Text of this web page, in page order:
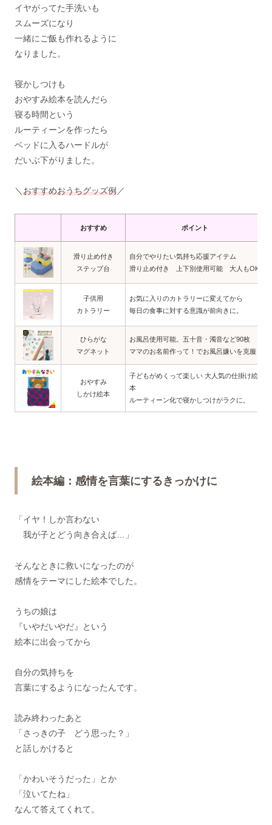
イヤがってた手洗いも
スムーズになり
一緒にご飯も作れるように
なりました。
寝かしつけも
おやすみ絵本を読んだら
寝る時間という
ルーティーンを作ったら
ベッドに入るハードルが
だいぶ下がりました。
＼おすすめおうちグッズ例／
おすすめ ポイント
滑り止め付き
ステップ台
自分でやりたい気持ち応援アイテム
滑り止め付き 上下別使用可能 大人もOK
子供用
カトラリー
お気に入りのカトラリーに変えてから
毎日の食事に対する意識が前向きに。
ひらがな
マグネット
お風呂使用可能。五十音・濁音など90枚
ママのお名前作って！でお風呂嫌いを克服
おやすみ
しかけ絵本
子どもがめくって楽しい 大人気の仕掛け絵
本
ルーティーン化で寝かしつけがラクに。
絵本編：感情を言葉にするきっかけに
「イヤ！しか言わない
我が子とどう向き合えば…」
そんなときに救いになったのが
感情をテーマにした絵本でした。
うちの娘は
『いやだいやだ』という
絵本に出会ってから
自分の気持ちを
言葉にするようになったんです。
読み終わったあと
「さっきの子 どう思った？」
と話しかけると
「かわいそうだった」とか
「泣いてたね」
なんて答えてくれて。